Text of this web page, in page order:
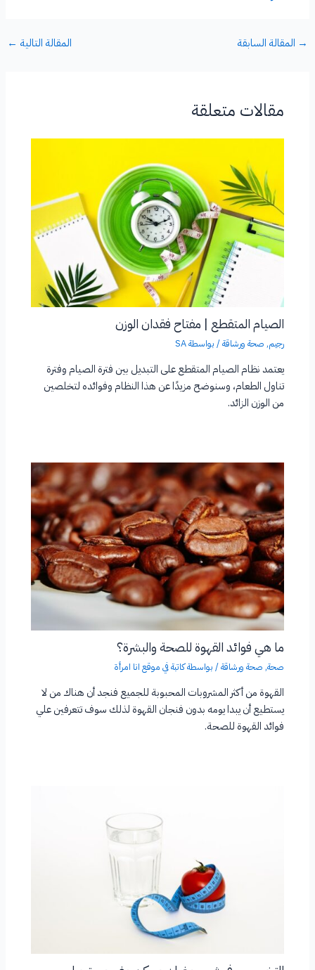
→ المقالة السابقة المقالة التالية ←
مقالات متعلقة
الصيام المتقطع | مفتاح فقدان الوزن
رجيم, صحة ورشاقة/ بواسطةSA
يعتمد نظام الصيام المتقطع على التبديل بين فترة الصيام وفترة
تناول الطعام، وسنوضح مزيدًا عن هذا النظام وفوائده لتخلصين
من الوزن الزائد.
ما هي فوائد القهوة للصحة والبشرة؟
صحة, صحة ورشاقة/ بواسطةكاتبة في موقع انا امرأة
القهوة من أكثر المشروبات المحبوبة للجميع فنجد أن هناك من لا
يستطيع أن يبدا يومه بدون فنجان القهوة لذلك سوف تتعرفين علي
فوائد القهوة للصحة.